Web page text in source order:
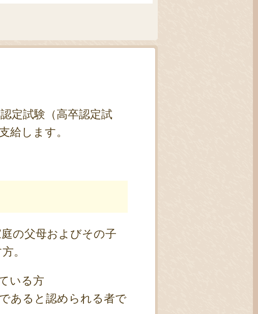
定試験（高卒認定試
給します。
の父母およびその子
。
いる方
あると認められる者で